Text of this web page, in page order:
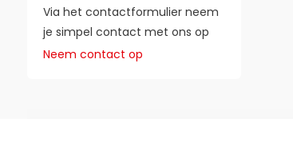
Via het contactformulier neem
je simpel contact met ons op
Neem contact op